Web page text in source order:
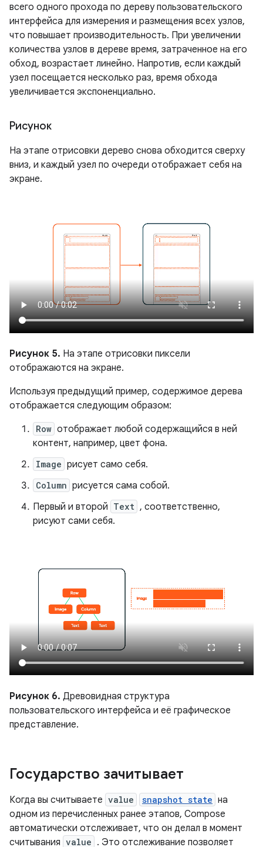
всего одного прохода по дереву пользовательского
интерфейса для измерения и размещения всех узлов,
что повышает производительность. При увеличении
количества узлов в дереве время, затраченное на его
обход, возрастает линейно. Напротив, если каждый
узел посещается несколько раз, время обхода
увеличивается экспоненциально.
Рисунок
На этапе отрисовки дерево снова обходится сверху
вниз, и каждый узел по очереди отображает себя на
экране.
Рисунок 5. На этапе отрисовки пиксели
отображаются на экране.
Используя предыдущий пример, содержимое дерева
отображается следующим образом:
Row отображает любой содержащийся в ней
контент, например, цвет фона.
Image рисует само себя.
Column рисуется сама собой.
Первый и второй Text , соответственно,
рисуют сами себя.
Рисунок 6. Древовидная структура
пользовательского интерфейса и её графическое
представление.
Государство зачитывает
Когда вы считываете value snapshot state на
одном из перечисленных ранее этапов, Compose
автоматически отслеживает, что он делал в момент
считывания value . Это отслеживание позволяет